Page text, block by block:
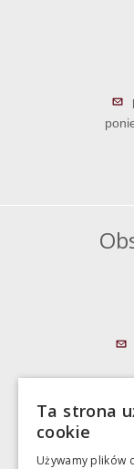
Ta strona
cookie
Używamy plików